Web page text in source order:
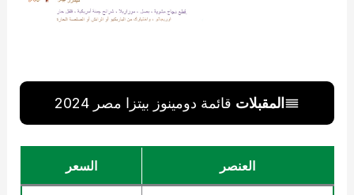
المقبلات قائمة دومينوز بيتزا مصر 2024
العنصر السعر